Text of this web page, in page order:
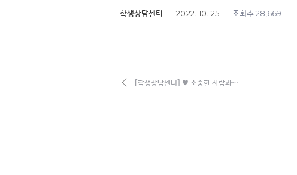
학생상담센터 2022. 10. 25 조회수 28,669
[학생상담센터] ♥ 소중한 사람과…